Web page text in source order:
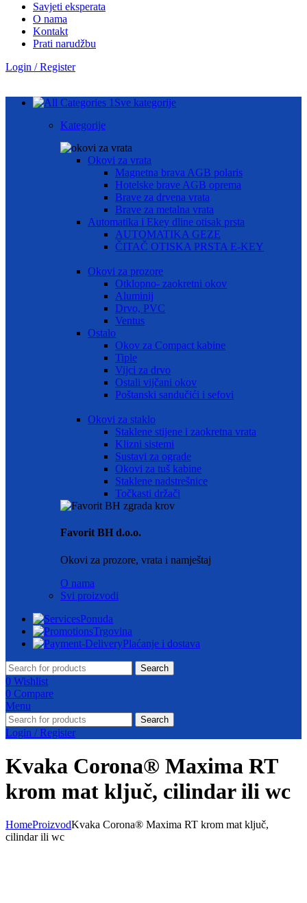
Savjeti eksperata
O nama
Kontakt
Prati narudžbu
Login / Register
Sve kategorije
Kategorije
Okovi za vrata
Magnetna brava AGB polaris
Hotelske brave AGB oprema
Brave za drvena vrata
Brave za metalna vrata
Automatika i Ekey dline otisak prsta
AUTOMATIKA GEZE
ČITAČ OTISKA PRSTA E-KEY
Okovi za prozore
Otklopno- zaokretni okov
Aluminij
Drvo, PVC
Ventus
Ostalo
Okov za Compact kabine
Tiple
Vijci za drvo
Ostali vijčani okov
Poštanski sandučići i sefovi
Okovi za staklo
Staklene stijene i zaokretna vrata
Klizni sistemi
Sustavi za ograde
Okovi za tuš kabine
Staklene nadstrešnice
Točkasti držači
Favorit BH d.o.o.
Okovi za prozore, vrata i namještaj
O nama
Svi proizvodi
Ponuda
Trgovina
Plaćanje i dostava
Search
0 Wishlist
0 Compare
Menu
Search
Login / Register
Kvaka Corona® Maxima RT
krom mat ključ, cilindar ili wc
HomeProizvodKvaka Corona® Maxima RT krom mat ključ,
cilindar ili wc